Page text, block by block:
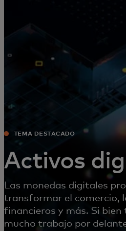
TEMA DESTACADO
Activos
Las monedas digitales
transformar el comercio,
financieros y más. Si bien
mucho trabajo por